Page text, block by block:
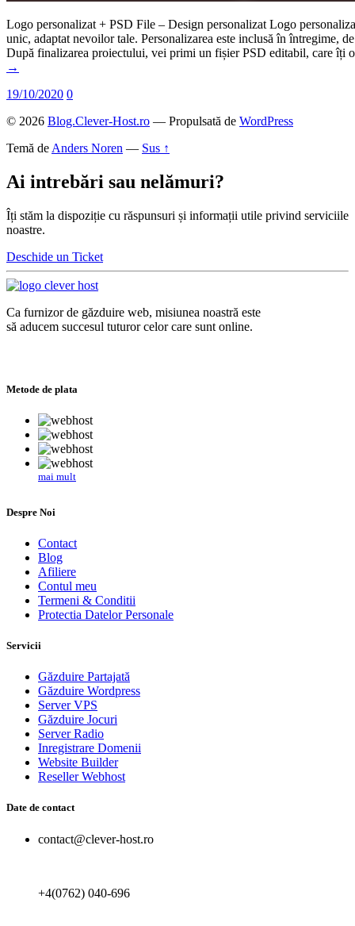
Logo personalizat + PSD File – Design personalizat Logo
unic, adaptat nevoilor tale. Personalizarea este inclusă în întregime,
După finalizarea proiectului, vei primi un fișier PSD editabil, care
→
19/10/2020 0
© 2026 Blog.Clever-Host.ro — Propulsată de WordPress
Temă de Anders Noren — Sus ↑
Ai intrebări sau nelămuri?
Îți stăm la dispoziție cu răspunsuri și informații utile privind serviciile
noastre.
Deschide un Ticket
Ca furnizor de găzduire web, misiunea noastră este
să aducem succesul tuturor celor care sunt online.
Metode de plata
mai mult
Despre Noi
Contact
Blog
Afiliere
Contul meu
Termeni & Conditii
Protectia Datelor Personale
Servicii
Găzduire Partajată
Găzduire Wordpress
Server VPS
Găzduire Jocuri
Server Radio
Inregistrare Domenii
Website Builder
Reseller Webhost
Date de contact
contact@clever-host.ro
+4(0762) 040-696